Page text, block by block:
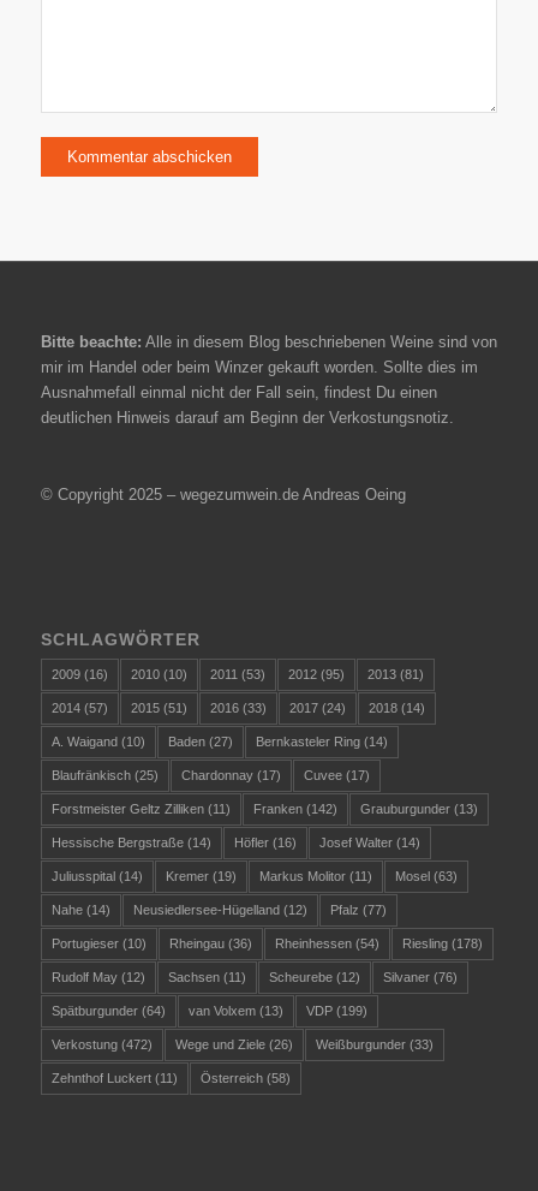
Bitte beachte: Alle in diesem Blog beschriebenen Weine sind von
mir im Handel oder beim Winzer gekauft worden. Sollte dies im
Ausnahmefall einmal nicht der Fall sein, findest Du einen
deutlichen Hinweis darauf am Beginn der Verkostungsnotiz.
© Copyright 2025 – wegezumwein.de Andreas Oeing
SCHLAGWÖRTER
2009(16) 2010(10) 2011 (53) 2012(95) 2013(81)
2014(57) 2015(51) 2016(33) 2017(24) 2018(14)
A. Waigand(10) Baden(27) Bernkasteler Ring(14)
Blaufränkisch(25) Chardonnay(17) Cuvee(17)
Forstmeister Geltz Zilliken(11) Franken(142) Grauburgunder(13)
Hessische Bergstraße(14) Höfler(16) Josef Walter(14)
Juliusspital(14) Kremer(19) Markus Molitor(11) Mosel(63)
Nahe(14) Neusiedlersee-Hügelland(12) Pfalz (77)
Portugieser(10) Rheingau(36) Rheinhessen(54) Riesling(178)
Rudolf May(12) Sachsen(11) Scheurebe(12) Silvaner(76)
Spätburgunder(64) van Volxem(13) VDP(199)
Verkostung(472) Wege und Ziele(26) Weißburgunder(33)
Zehnthof Luckert(11) Österreich(58)